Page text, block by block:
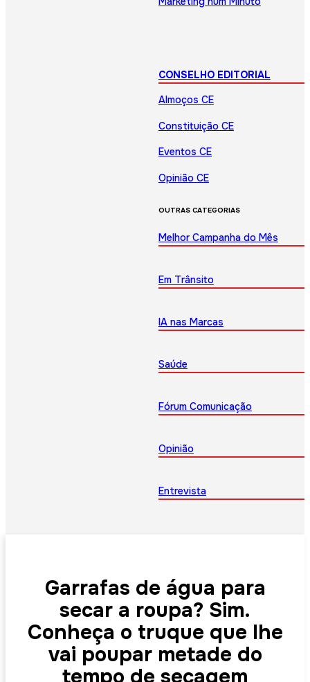
CONSELHO EDITORIAL
Almoços CE
Constituição CE
Eventos CE
Opinião CE
OUTRAS CATEGORIAS
Melhor Campanha do Mês
Em Trânsito
IA nas Marcas
Saúde
Fórum Comunicação
Opinião
Entrevista
Garrafas de água para
secar a roupa? Sim.
Conheça o truque que lhe
vai poupar metade do
tempo de secagem